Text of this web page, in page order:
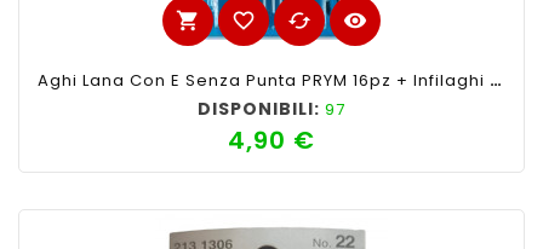
shopping_cart favorite_border cached visibility
Aghi Lana Con E Senza Punta PRYM 16pz + Infilaghi N°18-22
DISPONIBILI: 97
4,90 €